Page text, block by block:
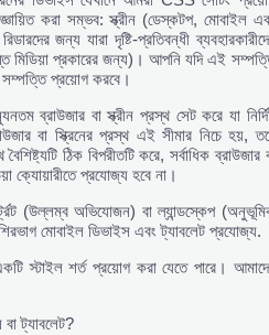
করা সম্ভব: স্ক্রীন (ডেস্কটপ, মোবাইল
জন্য যারা দৃষ্টি-প্রতিবন্ধী
মিডিয়া প্রকারের জন্য)। আপনি যদি এই
সম্পত্তি প্রয়োগ করবে।
ব্রাউজার বা স্ক্রীন প্রস্থ সেট করে যা
বা স্ক্রিনের প্রস্থ এই সীমার নিচে হয়,
ঠিক বিপরীতটি করে, সর্বাধিক ব্রাউজার
ক্যোয়ারীতে প্রযোজ্য হবে না।
(উল্লম্ব অভিযোজন) বা ল্যান্ডস্কেপ
মোবাইল ডিভাইস এবং ট্যাবলেট প্রযোজ্য.
স্টাইল শর্ত প্রয়োগ করা যেতে পারে।
ট্যাবলেট?